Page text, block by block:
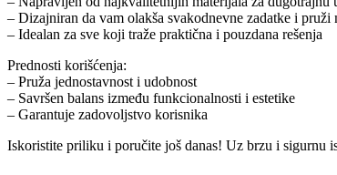
– Dizajniran da vam olakša svakodnevne zadatke i pruži
– Idealan za sve koji traže praktična i pouzdana rešenja
Prednosti korišćenja:
– Pruža jednostavnost i udobnost
– Savršen balans između funkcionalnosti i estetike
– Garantuje zadovoljstvo korisnika
Iskoristite priliku i poručite još danas! Uz brzu i sigurnu